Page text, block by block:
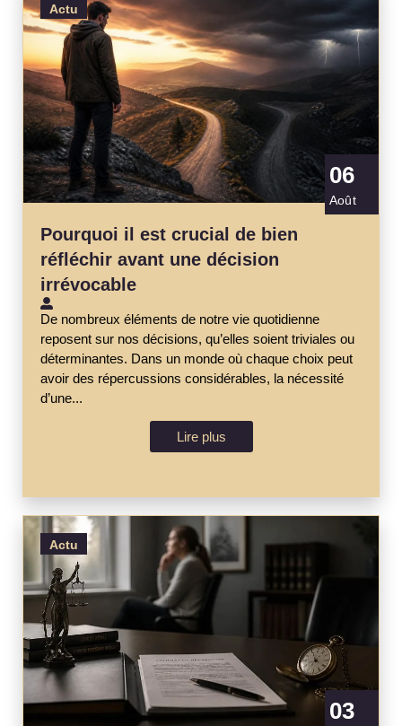
Actu
06
Août
Pourquoi il est crucial de bien
réfléchir avant une décision
irrévocable
De nombreux éléments de notre vie quotidienne
reposent sur nos décisions, qu’elles soient triviales ou
déterminantes. Dans un monde où chaque choix peut
avoir des répercussions considérables, la nécessité
d’une...
Lire plus
Actu
03